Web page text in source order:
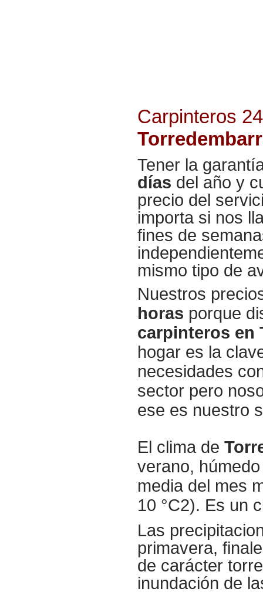
Carpinteros
Tener la
días del año y
precio del
importa si nos
fines de
mismo tipo de
Nuestros
horas porque
carpinteros en
hogar es la
necesidades
sector pero
ese es nuestro
El clima de
verano,
media del mes
10 °C2). Es un
Las
primavera,
de carácter
inundación de